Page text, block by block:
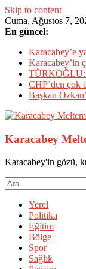
Skip to content
Cuma, Ağustos 7,
En güncel:
Karacabey’e
Karacabey’in
CHP’den çok
Başkan
Karacabey
Karacabey'in gözü,
Yerel
Politika
Eğitim
Bölge
Spor
Sağlık